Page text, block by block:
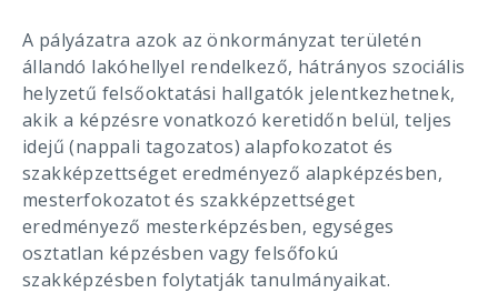
A pályázatra azok az önkormányzat területén
állandó lakóhellyel rendelkező, hátrányos szociális
helyzetű felsőoktatási hallgatók jelentkezhetnek,
akik a képzésre vonatkozó keretidőn belül, teljes
idejű (nappali tagozatos) alapfokozatot és
szakképzettséget eredményező alapképzésben,
mesterfokozatot és szakképzettséget
eredményező mesterképzésben, egységes
osztatlan képzésben vagy felsőfokú
szakképzésben folytatják tanulmányaikat.